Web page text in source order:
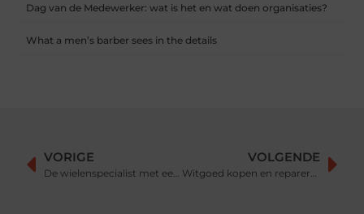
Dag van de Medewerker: wat is het en wat doen organisaties?
What a men’s barber sees in the details
VORIGE
De wielenspecialist met een groot aanbod stelpoten
VOLGENDE
Witgoed kopen en repareren in Enschede: jouw lokale keuze